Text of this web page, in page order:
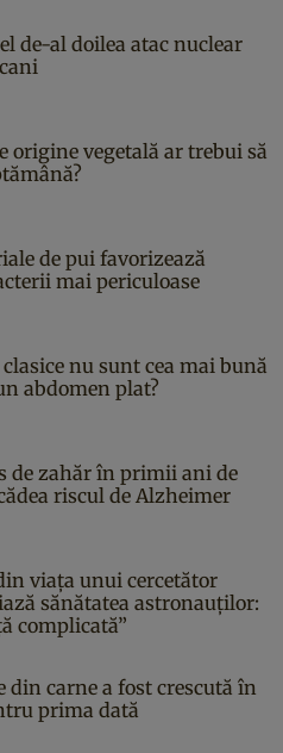
de-al doilea atac nuclear
origine vegetală ar trebui să
de pui favorizează
mai periculoase
nu sunt cea mai bună
abdomen plat?
de zahăr în primii ani de
riscul de Alzheimer
viața unui cercetător
sănătatea astronauților:
complicată”
din carne a fost crescută în
prima dată